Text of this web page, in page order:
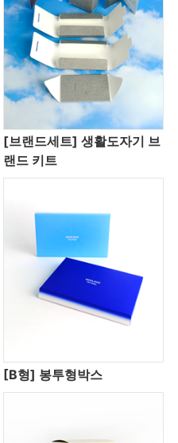
[브랜드세트] 생활도자기 브
랜드 키트
[B형] 봉투형박스